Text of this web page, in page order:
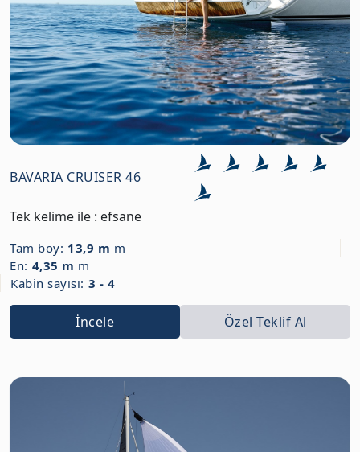
BAVARIA CRUISER 46
Tek kelime ile : efsane
Tam boy: 13,9 m m
En: 4,35 m m
Kabin sayısı: 3 - 4
İncele Özel Teklif Al